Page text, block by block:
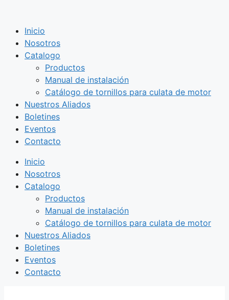
contenido
Inicio
Nosotros
Catalogo
Productos
Manual de instalación
Catálogo de tornillos para culata de motor
Nuestros Aliados
Boletines
Eventos
Contacto
Inicio
Nosotros
Catalogo
Productos
Manual de instalación
Catálogo de tornillos para culata de motor
Nuestros Aliados
Boletines
Eventos
Contacto